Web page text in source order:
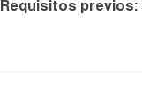
Requisitos previos: